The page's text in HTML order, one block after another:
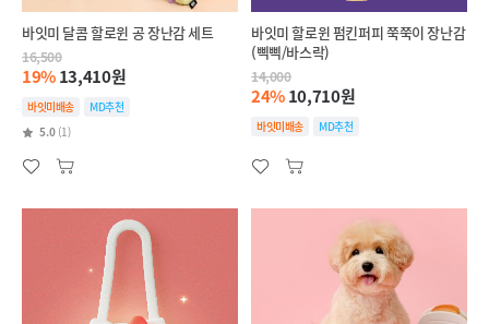
바잇미 달콤 할로윈 공 장난감 세트
16,500
19%13,410원
바잇미배송
MD추천
5.0 (1)
바잇미 할로윈 펌킨퍼피 쭉쭉이 장난감
(삑삑/바스락)
14,000
24%10,710원
바잇미배송 MD추천